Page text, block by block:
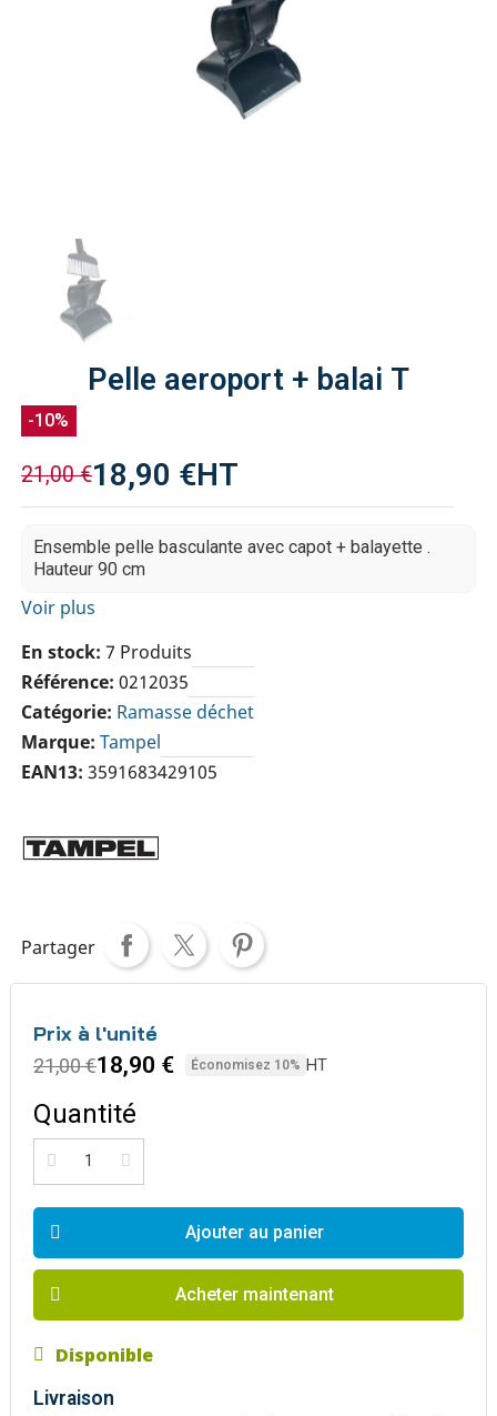
Pelle aeroport + balai T
-10%
21,00 €18,90 €HT
Ensemble pelle basculante avec capot + balayette .
Hauteur 90 cm
Voir plus
En stock 7 Produits
Référence 0212035
Catégorie Ramasse déchet
Marque Tampel
EAN13 3591683429105
Partager
Prix à l'unité
21,00 €18,90 € Économisez 10% HT
Quantité
Ajouter au panier
Acheter maintenant
Disponible
Livraison